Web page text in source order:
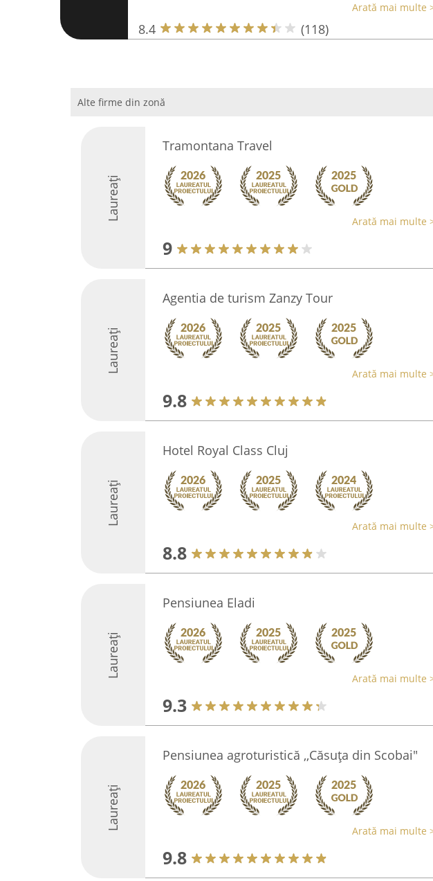
Arată mai multe
8.4 (118)
Alte firme din zonă
Laureați
Tramontana Travel
Arată mai multe
9
Laureați
Agentia de turism Zanzy Tour
Arată mai multe
9.8
Laureați
Hotel Royal Class Cluj
Arată mai multe
8.8
Laureați
Pensiunea Eladi
Arată mai multe
9.3
Laureați
Pensiunea agroturistică ,,Căsuța din Scobai"
Arată mai multe
9.8